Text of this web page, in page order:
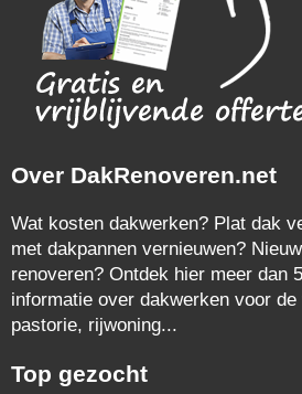
Over DakRenoveren.net
Wat kosten dakwerken? Plat dak
met dakpannen vernieuwen?
renoveren? Ontdek hier meer dan
informatie over dakwerken voor
pastorie, rijwoning...
Top gezocht